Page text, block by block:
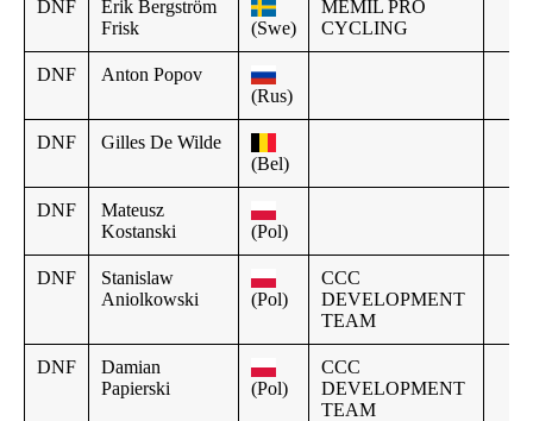
DNF
Erik Bergström
Frisk
(Swe)
MEMIL PRO
CYCLING
DNF
Anton Popov
(Rus)
DNF
Gilles De Wilde
(Bel)
DNF
Mateusz
Kostanski
(Pol)
DNF
Stanislaw
Aniolkowski
(Pol)
CCC
DEVELOPMENT
TEAM
DNF
Damian
Papierski
(Pol)
CCC
DEVELOPMENT
TEAM